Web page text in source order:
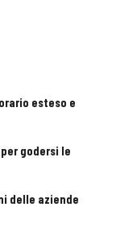
esteso e
godersi le
delle aziende